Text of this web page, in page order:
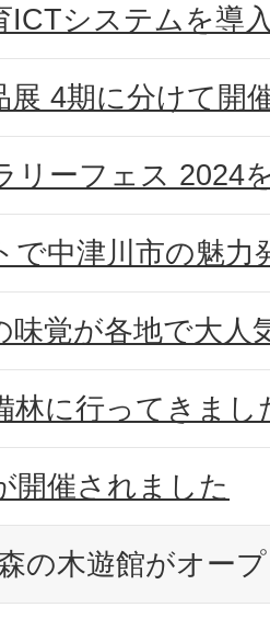
ICTシステムを導
展 4期に分けて開
リーフェス 2024
で中津川市の魅力
味覚が各地で大人
林に行ってきまし
開催されました
の木遊館がオー